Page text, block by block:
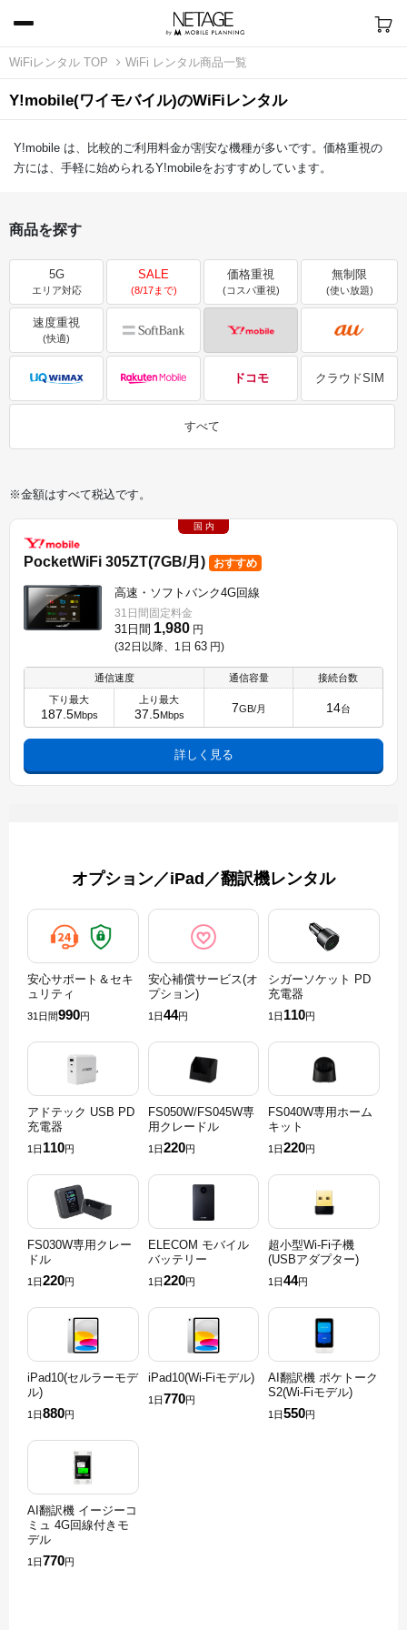
WiFiレンタル TOP WiFi レンタル商品一覧
Y!mobile(ワイモバイル)のWiFiレンタル
Y!mobile は、比較的ご利用料金が割安な機種が多いです。価格重視の
方には、手軽に始められるY!mobileをおすすめしています。
商品を探す
5G
エリア対応
SALE
(8/17まで)
価格重視
(コスパ重視)
無制限
(使い放題)
速度重視
(快適)
ドコモ クラウドSIM
すべて
※金額はすべて税込です。
国 内
PocketWiFi 305ZT(7GB/月) おすすめ
高速・ソフトバンク4G回線
31日間固定料金
31日間 1,980 円
(32日以降、1日 63 円)
通信速度 通信容量
接続台数
下り最大
187.5Mbps
上り最大
37.5Mbps 7GB/月 14台
詳しく見る
オプション／iPad／翻訳機レンタル
安心サポート＆セキ
ュリティ
31日間990円
安心補償サービス(オ
プション)
1日44円
シガーソケット PD
充電器
1日 110円
アドテック USB PD
充電器
1日 110円
FS050W/FS045W専
用クレードル
1日220円
FS040W専用ホーム
キット
1日220円
FS030W専用クレー
ドル
1日220円
ELECOM モバイル
バッテリー
1日220円
超小型Wi-Fi子機
(USBアダプター)
1日44円
iPad10(セルラーモデ
ル)
1日880円
iPad10(Wi-Fiモデル)
1日770円
AI翻訳機 ポケトーク
S2(Wi-Fiモデル)
1日550円
AI翻訳機 イージーコ
ミュ 4G回線付きモ
デル
1日770円